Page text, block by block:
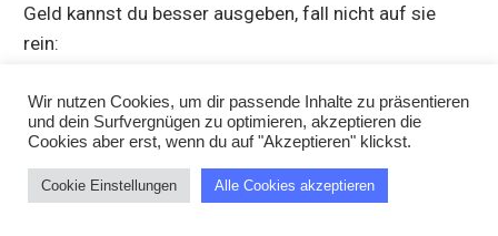
Geld kannst du besser ausgeben, fall nicht auf sie
rein:
Stud Delay Spray von Cobeco
Deluxe Verzögerungsgel DARK LINE
Lumunu Deluxe Verzögerungsspray
Wir nutzen Cookies, um dir passende Inhalte zu präsentieren
und dein Surfvergnügen zu optimieren, akzeptieren die
Cookies aber erst, wenn du auf "Akzeptieren" klickst.
Cookie Einstellungen Alle Cookies akzeptieren